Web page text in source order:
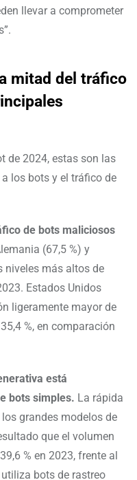
llevar a comprometer
mitad del tráfico
de 2024, estas son las
los bots y el tráfico de
de bots maliciosos
(67,5 %) y
niveles más altos de
Estados Unidos
ligeramente mayor de
%, en comparación
está
bots simples. La rápida
grandes modelos de
que el volumen
% en 2023, frente al
bots de rastreo